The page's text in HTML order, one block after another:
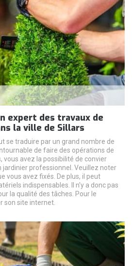
expert des travaux de
la ville de Sillars
se traduire par un grand nombre de
de faire des opérations de
vous avez la possibilité de convier
jardinier professionnel. Veuillez noter
vous avez fixés. De plus, il peut
indispensables. Il n'y a donc pas
la qualité des tâches. Pour le
son site internet.